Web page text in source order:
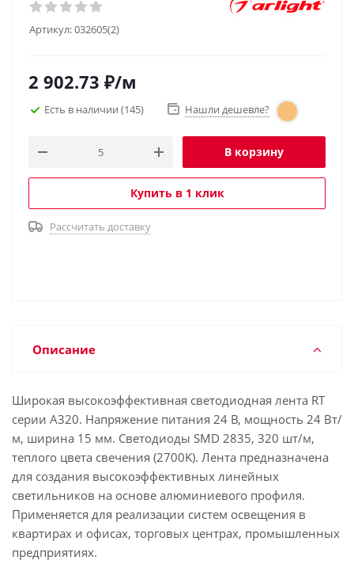
Артикул:032605(2)
2 902.73 ₽/м
Есть в наличии (145) Нашли дешевле?
В корзину
Купить в 1 клик
Рассчитать доставку
Описание
Широкая высокоэффективная светодиодная лента RT
серии A320. Напряжение питания 24 В, мощность 24 Вт/
м, ширина 15 мм. Светодиоды SMD 2835, 320 шт/м,
теплого цвета свечения (2700K). Лента предназначена
для создания высокоэффективных линейных
светильников на основе алюминиевого профиля.
Применяется для реализации систем освещения в
квартирах и офисах, торговых центрах, промышленных
предприятиях.